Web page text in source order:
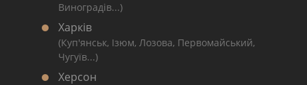
Виноградів...)
Харків
(Куп'янськ, Ізюм, Лозова, Первомайський,
Чугуїв...)
Херсон